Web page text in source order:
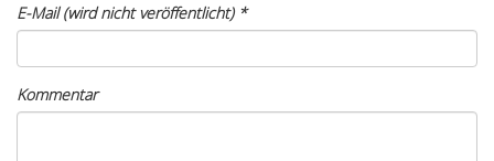
E-Mail (wird nicht veröffentlicht)*
Kommentar